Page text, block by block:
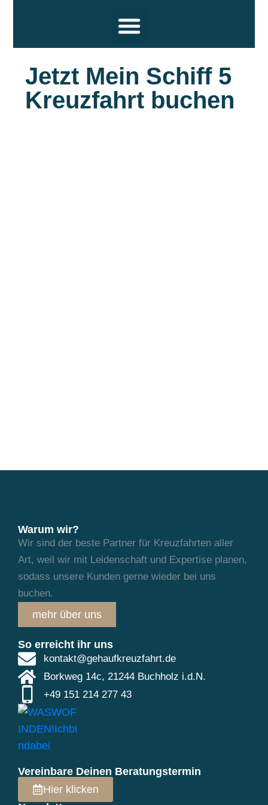
Jetzt Mein Schiff 5
Kreuzfahrt buchen
Warum wir?
Wir sind der beste Partner für Kreuzfahrten aller
Art, weil wir mit Leidenschaft und Expertise planen,
sodass unsere Kunden gerne wieder bei uns
buchen.
mehr über uns
So erreicht ihr uns
kontakt@gehaufkreuzfahrt.de
Borkweg 14c, 21244 Buchholz i.d.N.
+49 151 214 277 43
Vereinbare Deinen Beratungstermin
Hier klicken